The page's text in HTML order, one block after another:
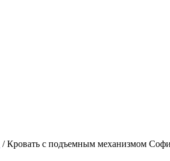
/ Кровать с подъемным механизмом